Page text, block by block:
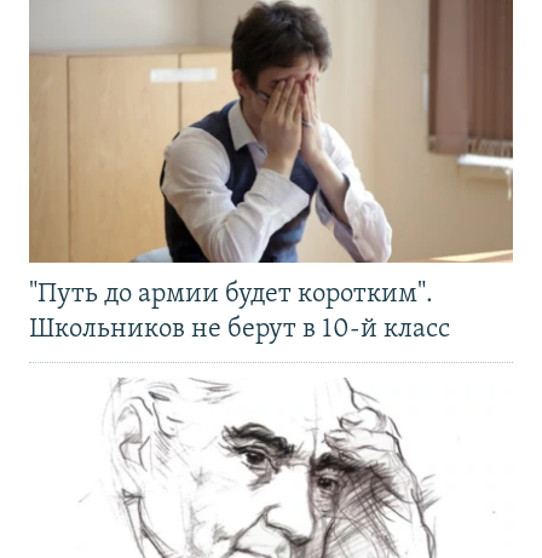
"Путь до армии будет коротким".
Школьников не берут в 10-й класс